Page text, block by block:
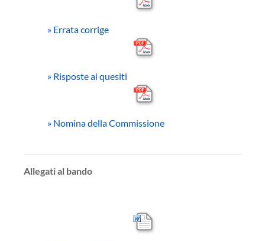
» Errata corrige
» Risposte ai quesiti
» Nomina della Commissione
Allegati al bando